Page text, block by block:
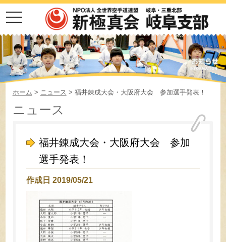
toggle
navigation
ホーム > ニュース > 福井錬成大会・大阪府大会 参加選手発表！
ニュース
福井錬成大会・大阪府大会 参加
選手発表！
作成日 2019/05/21